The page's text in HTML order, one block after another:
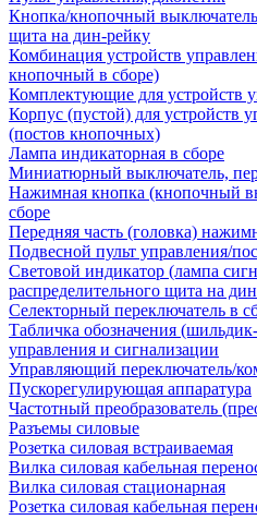
Кнопка/кнопочный выключатель
щита на дин-рейку
Комбинация устройств
кнопочный в сборе)
Комплектующие для устройств
Корпус (пустой) для устройств
(постов кнопочных)
Лампа индикаторная в сборе
Миниатюрный выключатель,
Нажимная кнопка (кнопочный
сборе
Передняя часть (головка)
Подвесной пульт управления/
Световой индикатор (лампа
распределительного щита на
Селекторный переключатель в
Табличка обозначения
управления и сигнализации
Управляющий переключатель/
Пускорегулирующая аппаратура
Частотный преобразователь
Разъемы силовые
Розетка силовая встраиваемая
Вилка силовая кабельная
Вилка силовая стационарная
Розетка силовая кабельная